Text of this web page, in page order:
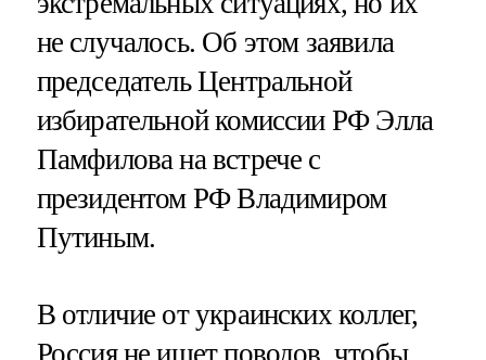
не случалось. Об этом заявила
председатель Центральной
избирательной комиссии РФ Элла
Памфилова на встрече с
президентом РФ Владимиром
Путиным.
В отличие от украинских коллег,